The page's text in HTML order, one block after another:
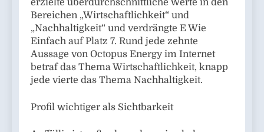
Bereichen „Wirtschaftlichkeit“ und
„Nachhaltigkeit“ und verdrängte E Wie
Einfach auf Platz 7. Rund jede zehnte
Aussage von Octopus Energy im Internet
betraf das Thema Wirtschaftlichkeit, knapp
jede vierte das Thema Nachhaltigkeit.
Profil wichtiger als Sichtbarkeit